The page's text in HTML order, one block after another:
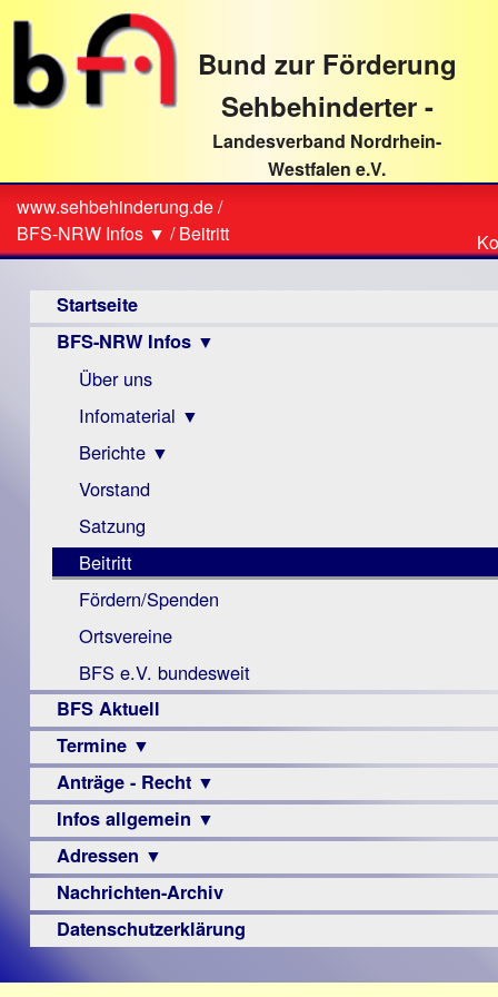
direkt
Textinhalt
Bund zur Förderung
Sehbehinderter -
Landesverband Nordrhein-
Westfalen e.V.
Sie
sind
hier
www.sehbehinderung.de/
BFS-NRW Infos ▼ /Beitritt
Startseite
BFS-NRW Infos ▼
Über uns
Infomaterial ▼
Visus
Zeitschrift
Monokular
Mac
Instagram-
Links
Berichte ▼
Archiv
Berichte
Vorstand
Satzung
Beitritt
Fördern/Spenden
Ortsvereine
BFS e.V. bundesweit
BFS Aktuell
Termine ▼
Veranstaltungsprogramme
Anträge - Recht ▼
Archiv
Urteile
Infos allgemein ▼
Sehbehinderung
Frühförderung
Schule
–
Adressen ▼
Augenoptiker
Berufsbildungswerke
Nachrichten-Archiv
Datenschutzerklärung